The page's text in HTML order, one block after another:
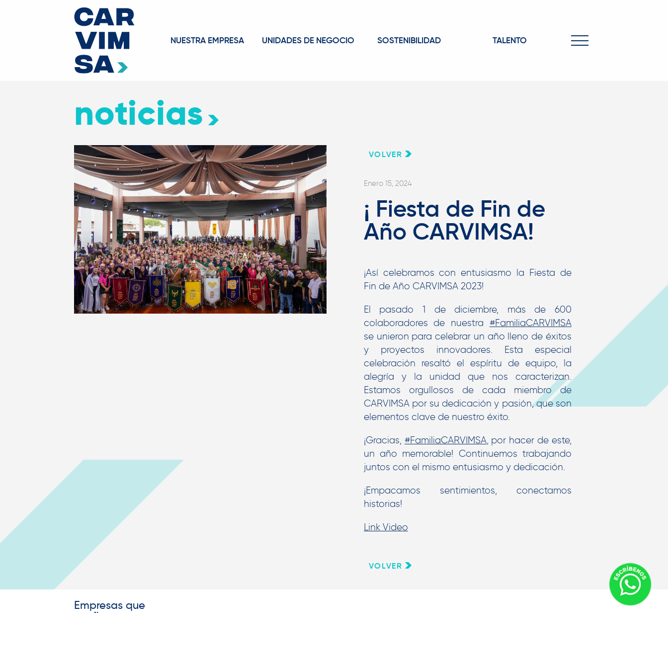
NUESTRA EMPRESA UNIDADES DE NEGOCIO SOSTENIBILIDAD TALENTO
noticias
VOLVER
Enero 15, 2024
¡ Fiesta de Fin de
Año CARVIMSA!
¡Así celebramos con entusiasmo la Fiesta de
Fin de Año CARVIMSA 2023!
El pasado 1 de diciembre, más de 600
colaboradores de nuestra #FamiliaCARVIMSA
se unieron para celebrar un año lleno de éxitos
y proyectos innovadores. Esta especial
celebración resaltó el espíritu de equipo, la
alegría y la unidad que nos caracterizan.
Estamos orgullosos de cada miembro de
CARVIMSA por su dedicación y pasión, que son
elementos clave de nuestro éxito.
¡Gracias, #FamiliaCARVIMSA, por hacer de este,
un año memorable! Continuemos trabajando
juntos con el mismo entusiasmo y dedicación.
¡Empacamos sentimientos, conectamos
historias!
Link Video
VOLVER
Empresas que
confían